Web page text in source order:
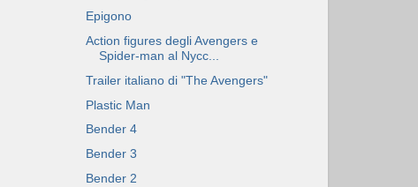
Epigono
Action figures degli Avengers e
Spider-man al Nycc...
Trailer italiano di "The Avengers"
Plastic Man
Bender 4
Bender 3
Bender 2